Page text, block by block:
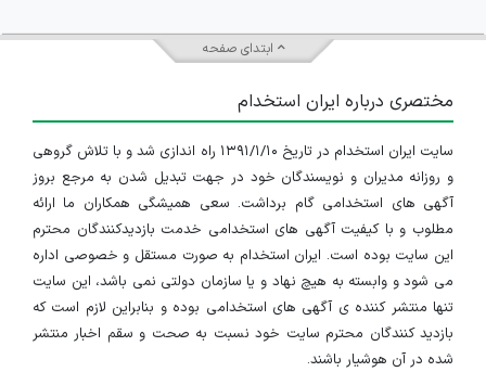
ابتدای صفحه
مختصری درباره ایران استخدام
سایت ایران استخدام در تاریخ ۱۳۹۱/۱/۱۰ راه اندازی شد و با تلاش گروهی
و روزانه مدیران و نویسندگان خود در جهت تبدیل شدن به مرجع بروز
آگهی های استخدامی گام برداشت. سعی همیشگی همکاران ما ارائه
مطلوب و با کیفیت آگهی های استخدامی خدمت بازدیدکنندگان محترم
این سایت بوده است. ایران استخدام به صورت مستقل و خصوصی اداره
می شود و وابسته به هیچ نهاد و یا سازمان دولتی نمی باشد، این سایت
تنها منتشر کننده ی آگهی های استخدامی بوده و بنابراین لازم است که
بازدید کنندگان محترم سایت خود نسبت به صحت و سقم اخبار منتشر
شده در آن هوشیار باشند.